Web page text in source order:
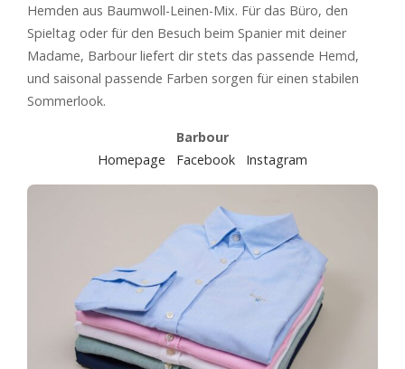
Hemden aus Baumwoll-Leinen-Mix. Für das Büro, den
Spieltag oder für den Besuch beim Spanier mit deiner
Madame, Barbour liefert dir stets das passende Hemd,
und saisonal passende Farben sorgen für einen stabilen
Sommerlook.
Barbour
Homepage
Facebook Instagram